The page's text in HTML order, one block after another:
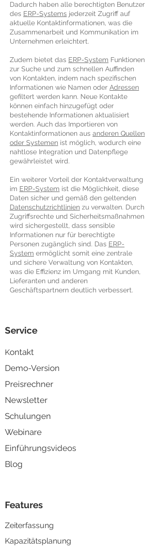
Dadurch haben alle berechtigten Benutzer
des ERP-Systems jederzeit Zugriff auf
aktuelle Kontaktinformationen, was die
Zusammenarbeit und Kommunikation im
Unternehmen erleichtert.
Zudem bietet das ERP-System Funktionen
zur Suche und zum schnellen Auffinden
von Kontakten, indem nach spezifischen
Informationen wie Namen oder Adressen
gefiltert werden kann. Neue Kontakte
können einfach hinzugefügt oder
bestehende Informationen aktualisiert
werden. Auch das Importieren von
Kontaktinformationen aus anderen Quellen
oder Systemen ist möglich, wodurch eine
nahtlose Integration und Datenpflege
gewährleistet wird.
Ein weiterer Vorteil der Kontaktverwaltung
im ERP-System ist die Möglichkeit, diese
Daten sicher und gemäß den geltenden
Datenschutzrichtlinien zu verwalten. Durch
Zugriffsrechte und Sicherheitsmaßnahmen
wird sichergestellt, dass sensible
Informationen nur für berechtigte
Personen zugänglich sind. Das ERP-
System ermöglicht somit eine zentrale
und sichere Verwaltung von Kontakten,
was die Effizienz im Umgang mit Kunden,
Lieferanten und anderen
Geschäftspartnern deutlich verbessert.
Service
Kontakt
Demo-Version
Preisrechner
Newsletter
Schulungen
Webinare
Einführungsvideos
Blog
Features
Zeiterfassung
Kapazitätsplanung